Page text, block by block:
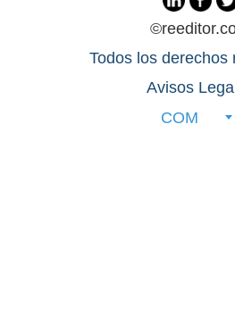
Todos los derechos
Avisos